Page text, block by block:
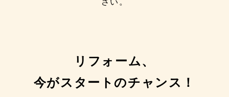
リフォーム、
今がスタートのチャンス！